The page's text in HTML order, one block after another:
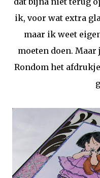
ik, voor wat extra
maar ik weet
moeten doen. Maar
Rondom het